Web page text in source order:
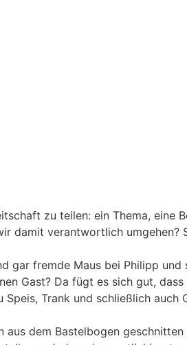
zu teilen: ein Thema, eine
damit verantwortlich umgehen?
gar fremde Maus bei Philipp und
Gast? Da fügt es sich gut,
Trank und schließlich
dem Bastelbogen